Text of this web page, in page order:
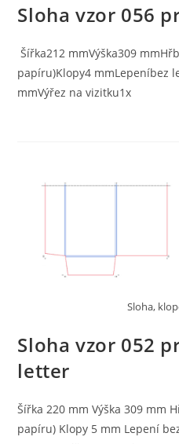
Sloha vzor 056
Šířka212 mmVýška309
papíru)Klopy4 mmLepeníbez
mmVýřez na vizitku1x
Sloha,
Sloha vzor 052
letter
Šířka 220 mm Výška 309 mm
papíru) Klopy 5 mm Lepení